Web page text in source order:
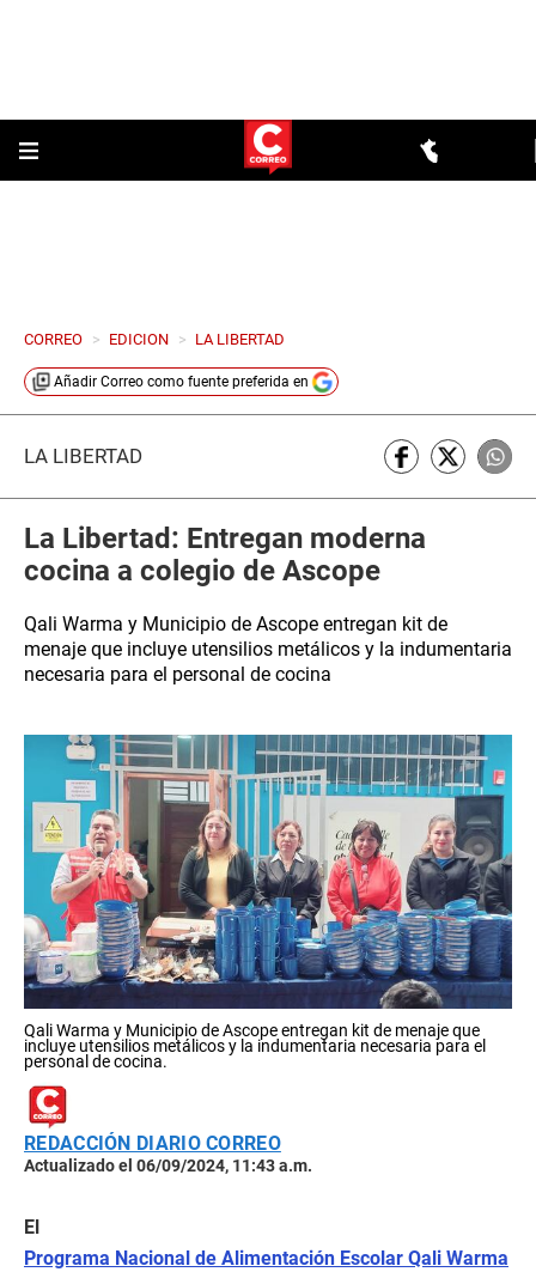
CORREO > EDICION > LA LIBERTAD
Añadir Correo como fuente preferida en
LA LIBERTAD
La Libertad: Entregan moderna
cocina a colegio de Ascope
Qali Warma y Municipio de Ascope entregan kit de
menaje que incluye utensilios metálicos y la indumentaria
necesaria para el personal de cocina
Qali Warma y Municipio de Ascope entregan kit de menaje que
incluye utensilios metálicos y la indumentaria necesaria para el
personal de cocina.
REDACCIÓN DIARIO CORREO
Actualizado el 06/09/2024, 11:43 a.m.
El
Programa Nacional de Alimentación Escolar Qali Warma